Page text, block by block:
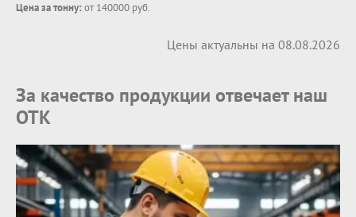
Цена за тонну: от 140000 руб.
Цены актуальны на 08.08.2026
За качество продукции отвечает наш
ОТК